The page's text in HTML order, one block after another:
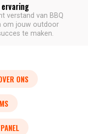
verstand van BBQ
om jouw outdoor
te maken.
ONS